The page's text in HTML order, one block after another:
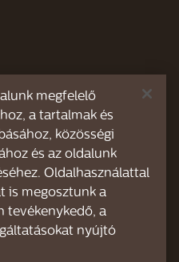
megfelelő
a tartalmak és
közösségi
és az oldalunk
Oldalhasználattal
is megosztunk a
tevékenykedő, a
nyújtó